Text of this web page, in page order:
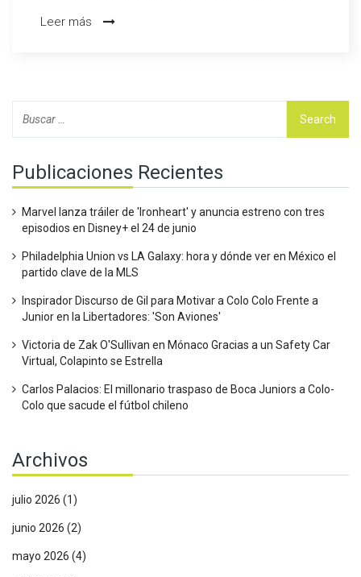
para mejorar la retención.
Leer más
Publicaciones Recientes
Marvel lanza tráiler de 'Ironheart' y anuncia estreno con tres
episodios en Disney+ el 24 de junio
Philadelphia Union vs LA Galaxy: hora y dónde ver en México el
partido clave de la MLS
Inspirador Discurso de Gil para Motivar a Colo Colo Frente a
Junior en la Libertadores: 'Son Aviones'
Victoria de Zak O'Sullivan en Mónaco Gracias a un Safety Car
Virtual, Colapinto se Estrella
Carlos Palacios: El millonario traspaso de Boca Juniors a Colo-
Colo que sacude el fútbol chileno
Archivos
julio 2026 (1)
junio 2026 (2)
mayo 2026 (4)